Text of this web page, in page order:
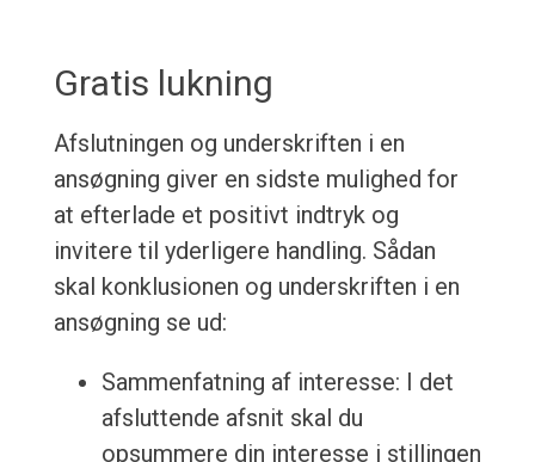
Gratis lukning
Afslutningen og underskriften i en
ansøgning giver en sidste mulighed for
at efterlade et positivt indtryk og
invitere til yderligere handling. Sådan
skal konklusionen og underskriften i en
ansøgning se ud:
Sammenfatning af interesse: I det
afsluttende afsnit skal du
opsummere din interesse i stillingen